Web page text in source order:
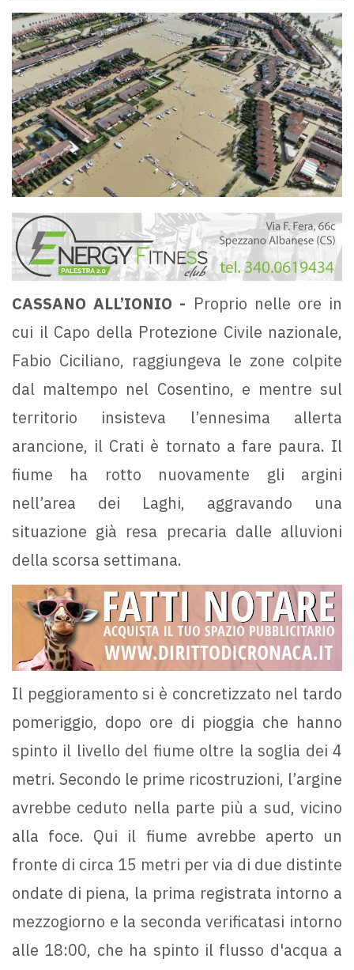
CASSANO ALL’IONIO - Proprio nelle ore in
cui il Capo della Protezione Civile nazionale,
Fabio Ciciliano, raggiungeva le zone colpite
dal maltempo nel Cosentino, e mentre sul
territorio insisteva l’ennesima allerta
arancione, il Crati è tornato a fare paura. Il
fiume ha rotto nuovamente gli argini
nell’area dei Laghi, aggravando una
situazione già resa precaria dalle alluvioni
della scorsa settimana.
Il peggioramento si è concretizzato nel tardo
pomeriggio, dopo ore di pioggia che hanno
spinto il livello del fiume oltre la soglia dei 4
metri. Secondo le prime ricostruzioni, l’argine
avrebbe ceduto nella parte più a sud, vicino
alla foce. Qui il fiume avrebbe aperto un
fronte di circa 15 metri per via di due distinte
ondate di piena, la prima registrata intorno a
mezzogiorno e la seconda verificatasi intorno
alle 18:00, che ha spinto il flusso d'acqua a